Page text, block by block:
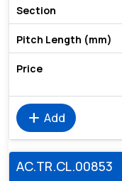
add Add
AC.TR.CL.00853